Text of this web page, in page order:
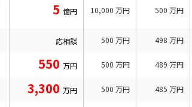
5 億円 10,000 万円 500 万円
応相談 500 万円 498 万円
550 万円 500 万円 489 万円
3,300 万円 500 万円 485 万円